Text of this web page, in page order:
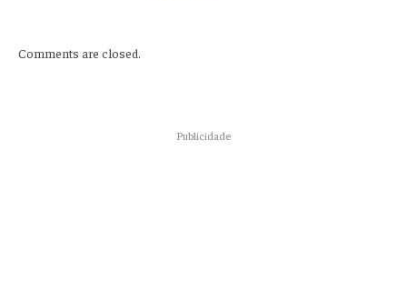
Comments are closed.
Publicidade